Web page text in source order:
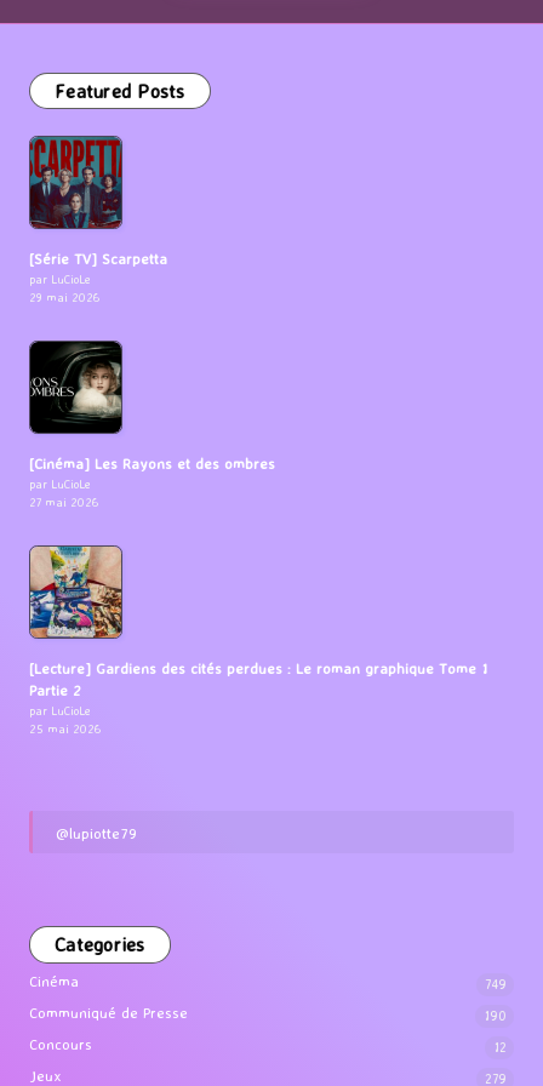
Featured Posts
[Série TV] Scarpetta
par LuCioLe
29 mai 2026
[Cinéma] Les Rayons et des ombres
par LuCioLe
27 mai 2026
[Lecture] Gardiens des cités perdues : Le roman graphique Tome 1
Partie 2
par LuCioLe
25 mai 2026
@lupiotte79
Categories
Cinéma 749
Communiqué de Presse 190
Concours 12
Jeux 279